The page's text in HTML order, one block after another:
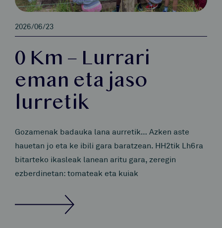
2026/06/23
0 Km – Lurrari
eman eta jaso
lurretik
Gozamenak badauka lana aurretik… Azken aste
hauetan jo eta ke ibili gara baratzean. HH2tik Lh6ra
bitarteko ikasleak lanean aritu gara, zeregin
ezberdinetan: tomateak eta kuiak